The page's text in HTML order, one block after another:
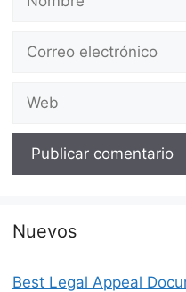
electrónico
Nuevos
Best Legal Appeal